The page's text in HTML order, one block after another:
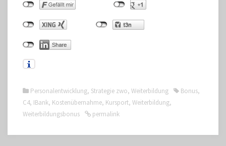
Personalentwicklung, Strategie zwo, Weiterbildung Bonus,
C4, IBank, Kostenübernahme, Kursport, Weiterbildung,
Weiterbildungsbonus
permalink